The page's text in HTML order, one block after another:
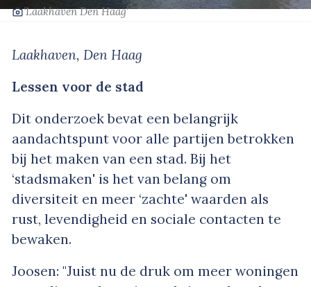
‘Laakhaven Den Haag’
Laakhaven, Den Haag
Lessen voor de stad
Dit onderzoek bevat een belangrijk
aandachtspunt voor alle partijen betrokken
bij het maken van een stad. Bij het
‘stadsmaken' is het van belang om
diversiteit en meer ‘zachte' waarden als
rust, levendigheid en sociale contacten te
bewaken.
Joosen: "Juist nu de druk om meer woningen